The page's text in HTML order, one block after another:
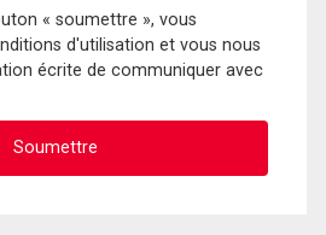
« soumettre », vous
d'utilisation et vous nous
écrite de communiquer avec